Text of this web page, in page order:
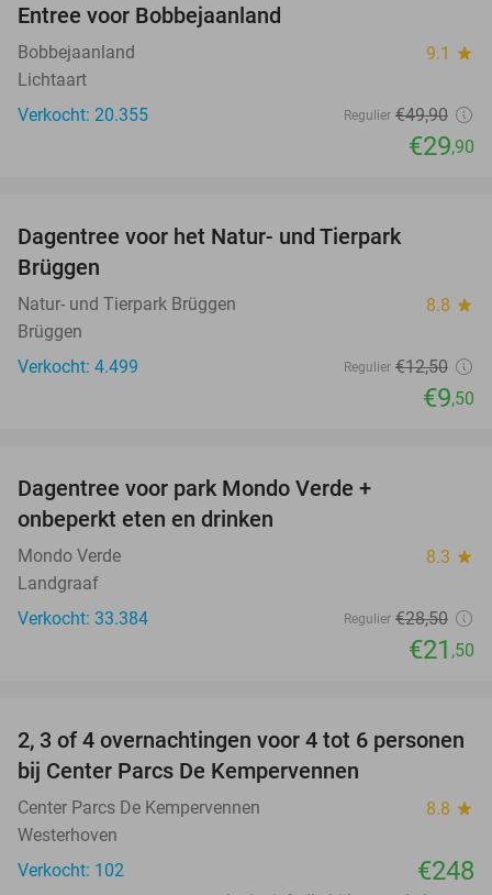
Entree voor Bobbejaanland
Bobbejaanland 9.1 star
Lichtaart
Verkocht: 20.355
Regulier €49,90
€29,90
Dagentree voor het Natur- und Tierpark
Brüggen
Natur- und Tierpark Brüggen 8.8 star
Brüggen
Verkocht: 4.499
Regulier €12,50
€9,50
Dagentree voor park Mondo Verde +
onbeperkt eten en drinken
Mondo Verde 8.3 star
Landgraaf
Verkocht: 33.384
Regulier €28,50
€21 ,50
2, 3 of 4 overnachtingen voor 4 tot 6 personen
bij Center Parcs De Kempervennen
Center Parcs De Kempervennen 8.8 star
Westerhoven
Verkocht: 102
€248